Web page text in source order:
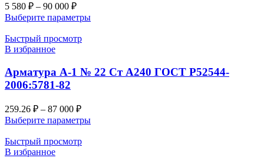
5 580 ₽ – 90 000 ₽
Выберите параметры
Быстрый просмотр
В избранное
Арматура А-1 № 22 Ст А240 ГОСТ Р52544-
2006:5781-82
259.26 ₽ – 87 000 ₽
Выберите параметры
Быстрый просмотр
В избранное